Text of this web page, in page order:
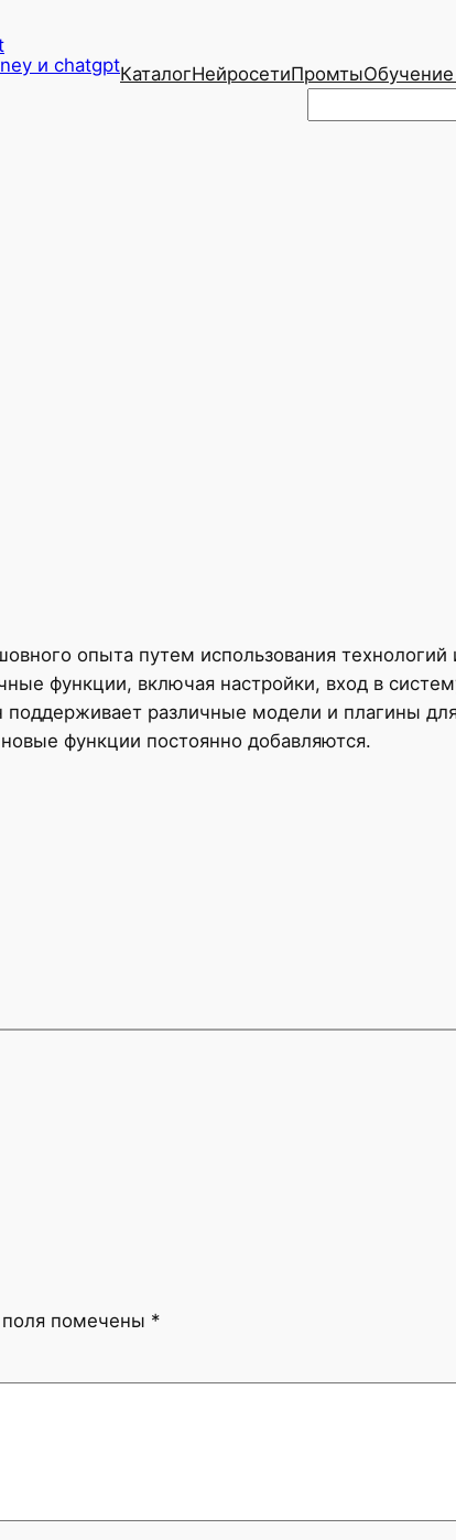
КаталогНейросетиПромты
опыта путем использования технологий
функции, включая настройки, вход в
различные модели и плагины
функции постоянно добавляются.
помечены *